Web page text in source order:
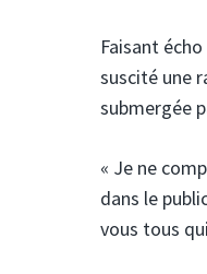
Faisant
suscité une
submergée
« Je ne
dans le
vous tous